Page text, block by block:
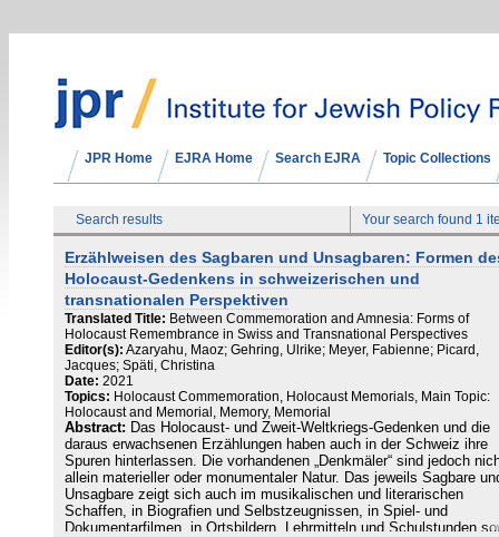
JPR Home EJRA Home Search EJRA Topic Collections
Search results Your search found 1
Erzählweisen des Sagbaren und Unsagbaren: Formen
Holocaust-Gedenkens in schweizerischen und
transnationalen Perspektiven
Translated Title: Between Commemoration and Amnesia: Forms of
Holocaust Remembrance in Swiss and Transnational Perspectives
Editor(s): Azaryahu, Maoz; Gehring, Ulrike; Meyer, Fabienne; Picard,
Jacques; Späti, Christina
Date: 2021
Topics: Holocaust Commemoration, Holocaust Memorials, Main Topic:
Holocaust and Memorial, Memory, Memorial
Abstract: Das Holocaust- und Zweit-Weltkriegs-Gedenken und die
daraus erwachsenen Erzählungen haben auch in der Schweiz ihre
Spuren hinterlassen. Die vorhandenen „Denkmäler“ sind jedoch
allein materieller oder monumentaler Natur. Das jeweils Sagbare
Unsagbare zeigt sich auch im musikalischen und literarischen
Schaffen, in Biografien und Selbstzeugnissen, in Spiel- und
Dokumentarfilmen, in Ortsbildern, Lehrmitteln und Schulstunden